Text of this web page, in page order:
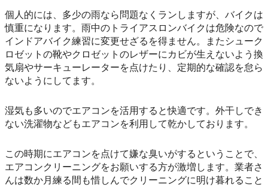
個人的には、多少の雨なら問題なくランしますが、バイクは
慎重になります。雨中のトライアスロンバイクは危険なので
インドアバイク練習に変更せざるを得ません。またシューク
ロゼットの靴やクロゼットのレザーにカビが生えないよう換
気扇やサーキューレーターを点けたり、定期的な確認を怠ら
ないようにしてます。
湿気も多いのでエアコンを活用すると快適です。外干しでき
ない洗濯物などもエアコンを利用して乾かしております。
この時期にエアコンを点けて嫌な臭いがするということで、
エアコンクリーニングをお願いする方が激増します。業者さ
んは数か月練る間も惜しんでクリーニングに明け暮れること